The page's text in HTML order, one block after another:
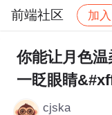
前端社区 加入
社区 前端社区
你能让月色
一眨眼睛
cjska